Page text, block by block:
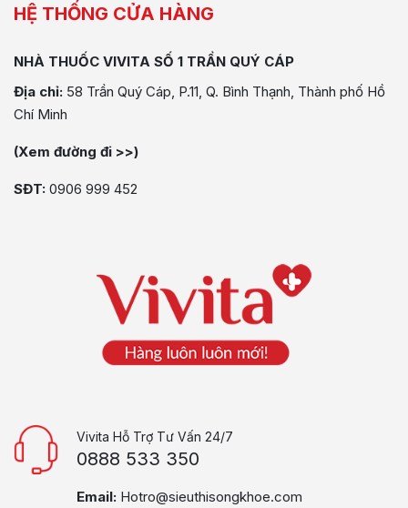
HỆ THỐNG CỬA HÀNG
NHÀ THUỐC VIVITA SỐ 1 TRẦN QUÝ CÁP
Địa chỉ: 58 Trần Quý Cáp, P.11, Q. Bình Thạnh, Thành phố Hồ
Chí Minh
(Xem đường đi >>)
SĐT: 0906 999 452
Vivita Hỗ Trợ Tư Vấn 24/7
0888 533 350
Email: Hotro@sieuthisongkhoe.com